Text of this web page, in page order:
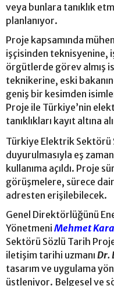
veya bunlara tanıklık
planlanıyor.
Proje kapsamında
işçisinden teknisyenine,
örgütlerde görev almış
teknikerine, eski
geniş bir kesimden
Proje ile Türkiye’nin
tanıklıkları kayıt altına
Türkiye Elektrik Sektörü
duyurulmasıyla eş
kullanıma açıldı. Proje
görüşmelere, sürece
adresten erişilebilecek.
Genel Direktörlüğünü
Yönetmeni Mehmet Kara
Sektörü Sözlü Tarih
iletişim tarihi uzmanı Dr.
tasarım ve uygulama
üstleniyor. Belgesel ve